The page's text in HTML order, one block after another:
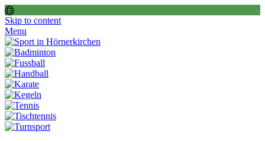
Skip to content
Menu